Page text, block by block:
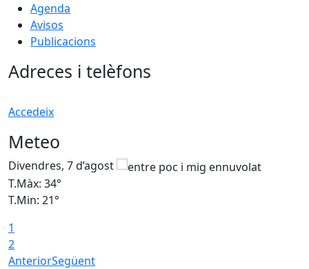
Agenda
Avisos
Publicacions
Adreces i telèfons
Accedeix
Meteo
Divendres, 7 d’agost
T.Màx: 34°
T.Min: 21°
1
2
AnteriorSegüent